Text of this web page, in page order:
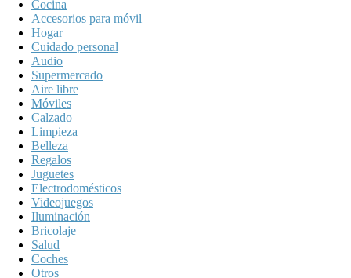
Cocina
Accesorios para móvil
Hogar
Cuidado personal
Audio
Supermercado
Aire libre
Móviles
Calzado
Limpieza
Belleza
Regalos
Juguetes
Electrodomésticos
Videojuegos
Iluminación
Bricolaje
Salud
Coches
Otros